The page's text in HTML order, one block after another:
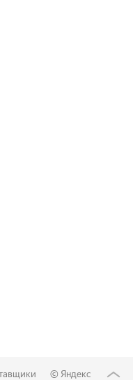
© Яндекс